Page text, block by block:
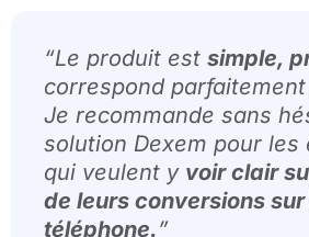
“Le produit est simple,
correspond parfaitement
Je recommande sans
solution Dexem pour les
qui veulent y voir clair
de leurs conversions
téléphone.”